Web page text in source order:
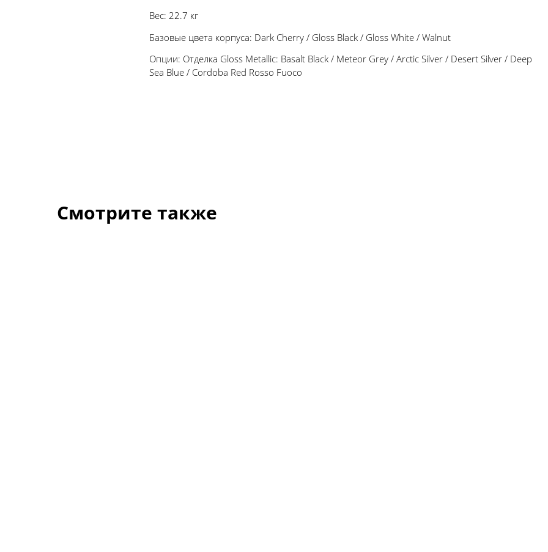
Вес: 22.7 кг
Базовые цвета корпуса: Dark Cherry / Gloss Black / Gloss White / Walnut
Опции: Отделка Gloss Metallic: Basalt Black / Meteor Grey / Arctic Silver / Desert Silver / Deep
Sea Blue / Cordoba Red Rosso Fuoco
Смотрите также